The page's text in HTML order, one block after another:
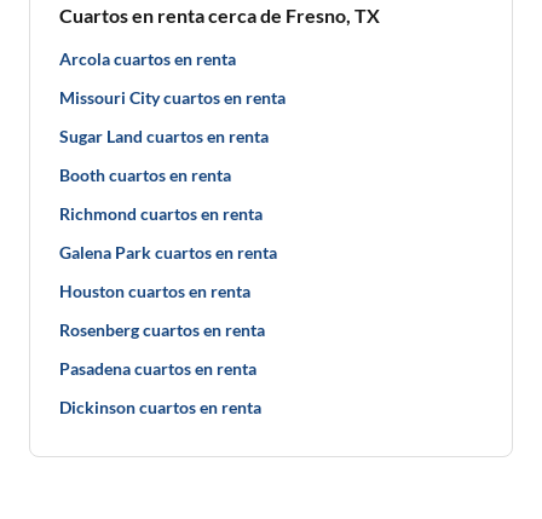
Cuartos en renta cerca de Fresno, TX
Arcola cuartos en renta
Missouri City cuartos en renta
Sugar Land cuartos en renta
Booth cuartos en renta
Richmond cuartos en renta
Galena Park cuartos en renta
Houston cuartos en renta
Rosenberg cuartos en renta
Pasadena cuartos en renta
Dickinson cuartos en renta